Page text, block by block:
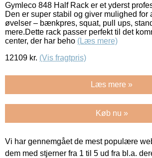
Gymleco 848 Half Rack er et yderst
Den er super stabil og giver mulighed for
øvelser – bænkpres, squat, pull ups,
mere.Dette rack passer perfekt til det
center, der har beho (Læs mere)
12109 kr. (Vis fragtpris)
Læs mere »
Køb nu »
Vi har gennemgået de mest populære
dem med stjerner fra 1 til 5 ud fra bl.a.